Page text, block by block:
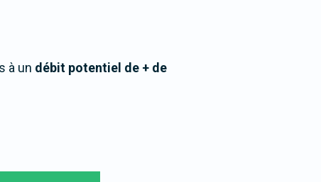
à un débit potentiel de + de